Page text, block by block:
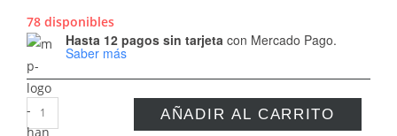
78 disponibles
Hasta 12 pagos sin tarjeta con Mercado Pago.
Saber más
AÑADIR AL CARRITO